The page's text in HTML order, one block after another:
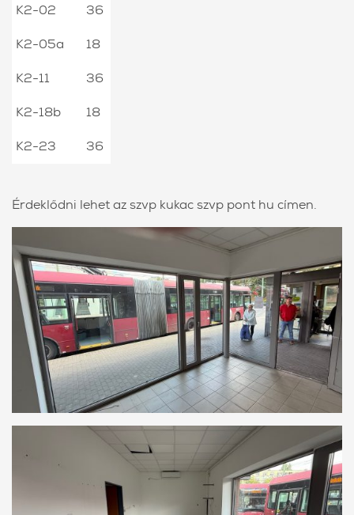
K2-02 36
K2-05a 18
K2-11 36
K2-18b 18
K2-23 36
Érdeklődni lehet az szvp kukac szvp pont hu címen.